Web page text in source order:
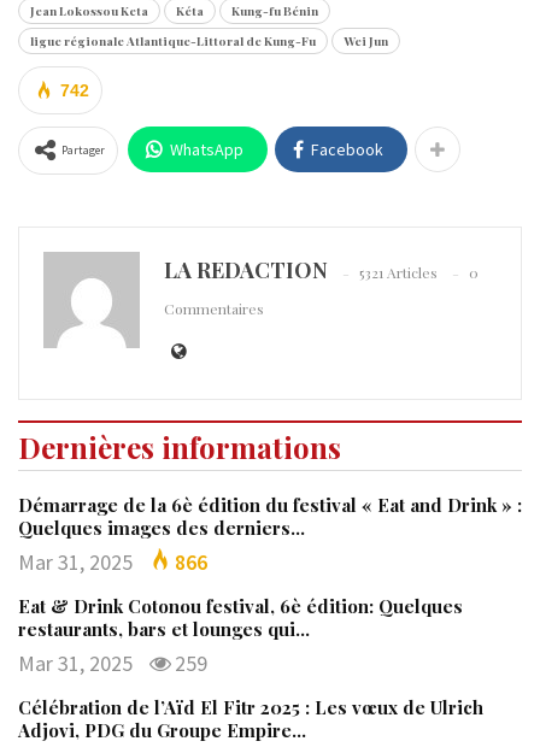
Jean Lokossou Keta
Kéta
Kung-fu Bénin
ligue régionale Atlantique-Littoral de Kung-Fu
Wei Jun
742
Partager WhatsApp Facebook
LA REDACTION 5321 Articles
0
Commentaires
Dernières informations
Démarrage de la 6è édition du festival « Eat and Drink » :
Quelques images des derniers…
Mar 31, 2025 866
Eat & Drink Cotonou festival, 6è édition: Quelques
restaurants, bars et lounges qui…
Mar 31, 2025 259
Célébration de l’Aïd El Fitr 2025 : Les vœux de Ulrich
Adjovi, PDG du Groupe Empire…